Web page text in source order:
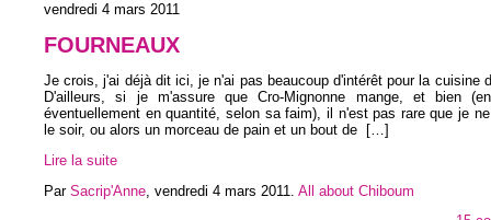
vendredi 4 mars 2011
FOURNEAUX
Je crois, j'ai déjà dit ici, je n'ai pas beaucoup d'intérêt pour la cuisine
D'ailleurs, si je m'assure que Cro-Mignonne mange, et bien
éventuellement en quantité, selon sa faim), il n'est pas rare que je
le soir, ou alors un morceau de pain et un bout de
[…]
Lire la suite
Par Sacrip'Anne vendredi 4 mars 2011 All about Chiboum